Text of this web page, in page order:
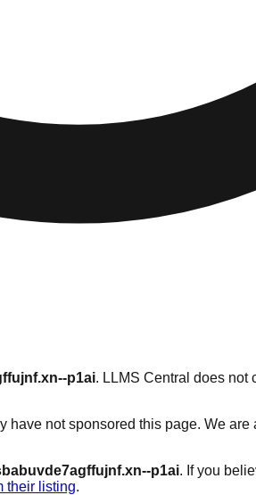
p1ai. LLMS Central does not
have not sponsored this page. We
p1ai. If you
their listing.